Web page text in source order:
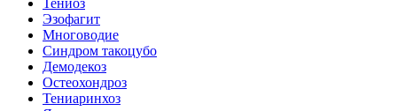
Тениоз
Эзофагит
Многоводие
Синдром такоцубо
Демодекоз
Остеохондроз
Тениаринхоз